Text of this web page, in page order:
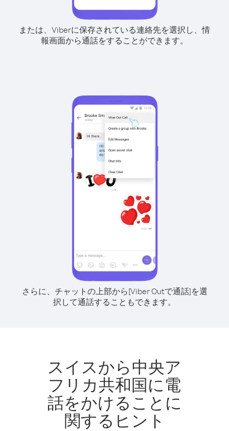
または、Viberに保存されている連絡先を選択し、情
報画面から通話をすることができます。
さらに、チャットの上部から[Viber Outで通話]を選
択して通話することもできます。
スイスから中央ア
フリカ共和国に電
話をかけることに
関するヒント